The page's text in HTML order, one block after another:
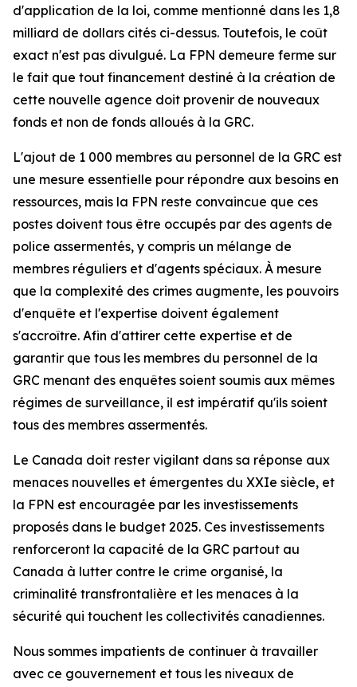
d'application de la loi, comme mentionné dans les 1,8
milliard de dollars cités ci-dessus. Toutefois, le coût
exact n'est pas divulgué. La FPN demeure ferme sur
le fait que tout financement destiné à la création de
cette nouvelle agence doit provenir de nouveaux
fonds et non de fonds alloués à la GRC.
L'ajout de 1 000 membres au personnel de la GRC est
une mesure essentielle pour répondre aux besoins en
ressources, mais la FPN reste convaincue que ces
postes doivent tous être occupés par des agents de
police assermentés, y compris un mélange de
membres réguliers et d'agents spéciaux. À mesure
que la complexité des crimes augmente, les pouvoirs
d'enquête et l'expertise doivent également
s'accroître. Afin d'attirer cette expertise et de
garantir que tous les membres du personnel de la
GRC menant des enquêtes soient soumis aux mêmes
régimes de surveillance, il est impératif qu'ils soient
tous des membres assermentés.
Le Canada doit rester vigilant dans sa réponse aux
menaces nouvelles et émergentes du XXIe siècle, et
la FPN est encouragée par les investissements
proposés dans le budget 2025. Ces investissements
renforceront la capacité de la GRC partout au
Canada à lutter contre le crime organisé, la
criminalité transfrontalière et les menaces à la
sécurité qui touchent les collectivités canadiennes.
Nous sommes impatients de continuer à travailler
avec ce gouvernement et tous les niveaux de